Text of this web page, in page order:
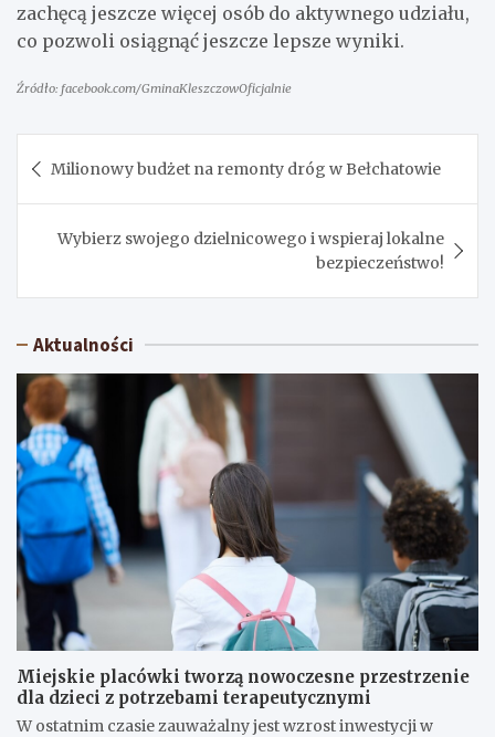
zachęcą jeszcze więcej osób do aktywnego udziału,
co pozwoli osiągnąć jeszcze lepsze wyniki.
Źródło: facebook.com/GminaKleszczowOficjalnie
wpisu
Milionowy budżet na remonty dróg w Bełchatowie
Wybierz swojego dzielnicowego i wspieraj lokalne
bezpieczeństwo!
Aktualności
Miejskie placówki tworzą nowoczesne przestrzenie
dla dzieci z potrzebami terapeutycznymi
W ostatnim czasie zauważalny jest wzrost inwestycji w